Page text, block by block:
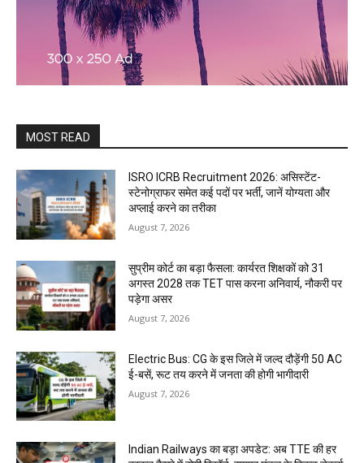
MOST READ
ISRO ICRB Recruitment 2026: असिस्टेंट-
स्टेनोग्राफर समेत कई पदों पर भर्ती, जानें योग्यता और
अप्लाई करने का तरीका
August 7, 2026
सुप्रीम कोर्ट का बड़ा फैसला: कार्यरत शिक्षकों को 31
अगस्त 2028 तक TET पास करना अनिवार्य, नौकरी पर
पड़ेगा असर
August 7, 2026
Electric Bus: CG के इस जिले में जल्द दौड़ेंगी 50 AC
ई-बसें, रूट तय करने में जनता की होगी भागीदारी
August 7, 2026
Indian Railways का बड़ा अपडेट: अब TTE की हर